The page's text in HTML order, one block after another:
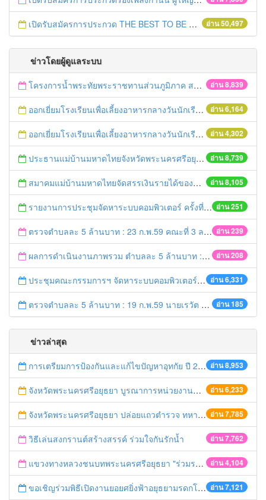
อ่าน 50,497
เปิดรับสมัครการประกวด THE BEST TO BE NUMBER ONE
ข่าวโดยผู้ดูแลระบบ
อ่าน 8,839
โครงการน้ำพระทัยพระราชทานส่วนภูมิภาค สภาสังคมสงเคราะห์แห่งประเทศไทย ในพระบรมราชูปถัมภ์ ประจำปี 2559
อ่าน 6,164
ออกเยี่ยมโรงเรียนเพื่อเลี้ยงอาหารกลางวันนักเรียนโรงเรียนที่อยู่ห่างไกลในพื้นที่ จ.พระนครศรีอยุธยา (โรงเรียนวัดลำตะเคียน)
อ่าน 4,302
ออกเยี่ยมโรงเรียนเพื่อเลี้ยงอาหารกลางวันนักเรียนโรงเรียนที่อยู่ห่างไกลในพื้นที่ จ.พระนครศรีอยุธยา (โรงเรียนวัดสนามทอง)
อ่าน 8,739
ประธานแม่บ้านมหาดไทยจังหวัดพระนครศรีอยุธยา และคณะฯ ออกเยี่ยมเยาวชนที่ได้รับทุนจากมูลนิธิร่วมจิตต์น้อมเกล้าฯ ปีการศึกษา 2558
อ่าน 8,105
สมาคมแม่บ้านมหาดไทยจัดสรรเงินรายได้ของสมาคมฯมอบทุนการศึกษา ประจำปี 2559
อ่าน 251
รายงานการประชุมจัดหาระบบคอมพิวเตอร์ ครั้งที่ 1 / 2559
อ่าน 239
ตรวจตำบลละ 5 ล้านบาท : 23 ก.พ.59 คณะที่ 3 ลงพื้นที่ อ.บางปะอิน
อ่าน 208
ผลการดำเนินงานภาพรวม ตำบลละ 5 ล้านบาท : 21 ก.พ. 59 เวลา 20.20 น.
อ่าน 6,331
ประชุมคณะกรรมการฯ จัดหาระบบคอมพิวเตอร์ ครั้งที่ 1/2559
อ่าน 185
ตรวจตำบลละ 5 ล้านบาท : 19 ก.พ.59 นายเรวัต ประสงค์ รอง ผวจ.1 ลงพื้นที่ อ.ท่าเรือ
ข่าวล่าสุด
อ่าน 8,953
การเตรียมการป้องกันและแก้ไขปัญหาอุทกัย ปี 2561
อ่าน 6,233
จังหวัดพระนครศรีอยุธยา บูรณาการหน่วยงานที่เกี่ยวข้อง ลงพื้นที่จัดระเบียบและดำเนินมาตรการตามบทลงโทษสูงสุดกับผู้ประกอบการร้านค้าที่ยังฝ่าฝืนตั้งร้านค้ารุกล้ำเขตพื้นที่ทางหลวง เตรียมความปลอดภัยก่อนเทศกาลสงกรานต์
อ่าน 7,785
จังหวัดพระนครศรีอยุธยา ปล่อยแถวตำรวจ ทหาร ฝ่ายปกครอง กว่า 100 นาย ตรวจเข้มท่ารถสาธารณะ สถานีขนส่งรถโดยสาร วินรถตู้ และสถานีรถไฟ เตรียมรับมือเทศกาลสงกรานต์
อ่าน 7,762
วิธีเล่นสงกรานต์สร้างสรรค์ ร่วมใจกันรักน้ำ
อ่าน 4,104
แขวงทางหลวงชนบทพระนครศรีอยุธยา "ร่วมรณรงค์ ขับช้า เปิดไฟหน้า คาดเข็มขัด" เทศกาลสงกรานต์ ปี 2561
อ่าน 7,121
ขอเชิญร่วมพิธีเปิดงานยอยศยิ่งฟ้าอยุธยามรดกโลก